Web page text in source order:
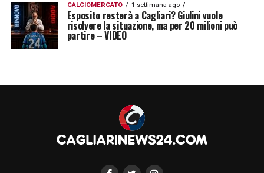
CALCIOMERCATO 1 settimana ago
Esposito resterà a Cagliari? Giulini vuole
risolvere la situazione, ma per 20 milioni può
partire – VIDEO